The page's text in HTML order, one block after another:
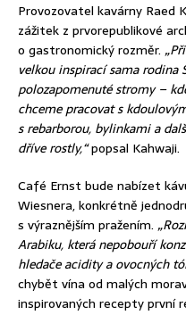
Provozovatel kavárny Raed
zážitek z prvorepublikové
o gastronomický rozměr.
velkou inspirací sama rodina
polozapomenuté stromy –
chceme pracovat s
s rebarborou, bylinkami a
dříve rostly,“popsal Kahwaji.
Café Ernst bude nabízet
Wiesnera, konkrétně
s výraznějším pražením.
Arabiku, která nepobouří
hledače acidity a ovocných
chybět vína od malých
inspirovaných recepty první